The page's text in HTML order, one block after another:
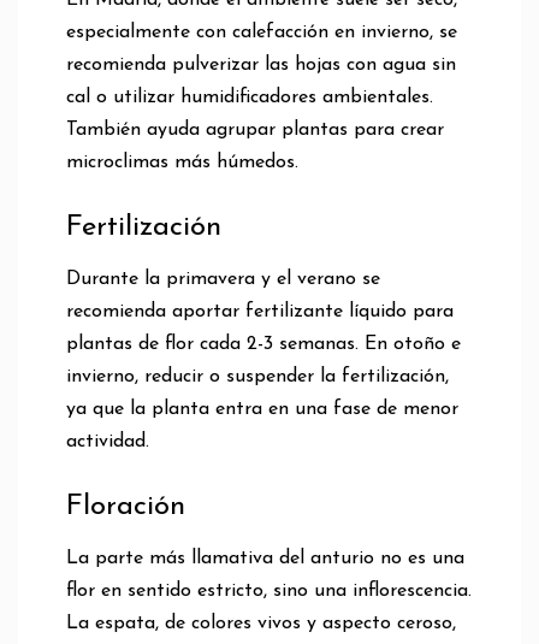
especialmente con calefacción en invierno, se
recomienda pulverizar las hojas con agua sin
cal o utilizar humidificadores ambientales.
También ayuda agrupar plantas para crear
microclimas más húmedos.
Fertilización
Durante la primavera y el verano se
recomienda aportar fertilizante líquido para
plantas de flor cada 2-3 semanas. En otoño e
invierno, reducir o suspender la fertilización,
ya que la planta entra en una fase de menor
actividad.
Floración
La parte más llamativa del anturio no es una
flor en sentido estricto, sino una inflorescencia.
La espata, de colores vivos y aspecto ceroso,